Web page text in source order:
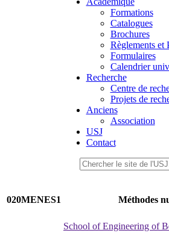
Formations
Catalogues
Brochures
Règlements et
Formulaires
Calendrier
Recherche
Centre de
Projets de
Anciens
Association
USJ
Contact
020MENES1 Méthodes
School of Engineering of